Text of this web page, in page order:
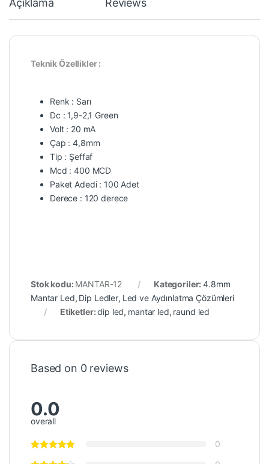
Açıklama Reviews
Teknik Özellikler :
Renk : Sarı
Dc : 1,9-2,1 Green
Volt : 20 mA
Çap : 4,8mm
Tip : Şeffaf
Mcd : 400 MCD
Paket Adedi : 100 Adet
Derece : 120 derece
Stok kodu: MANTAR-12 Kategoriler:4.8mm
Mantar Led, Dip Ledler, Led ve Aydınlatma Çözümleri
Etiketler:dip led, mantar led, raund led
Based on 0 reviews
0.0
overall
0